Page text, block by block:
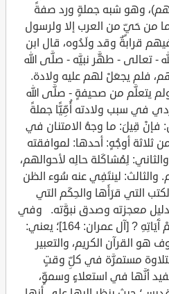
وهو شبه جملةٍ ورد صفةً
من حَيٍّ من العرب إلا ولرسول
قرابةٌ وقد ولَدُوه، قال ابن
- تعالى - طهَّر نبيَّه - صلَّى الله
فلم يجعَلْ لهم عليه ولادة.
يتعلَّم من صحيفةٍ - صلَّى الله
في سبب ولادته أُمِّيًّا جملةً
فإنْ قِيلَ: ما وجهُ الامتنان في
ثلاثة أوجُهٍ: أحدها: لموافقته
لِمُشاكَلة حالِه لأحوالهم،
لينتَفِي عنه سُوء الظن
التي قرَأَها والحِكَم التي
دليل معجزته وصدق نبوَّته. وفي
قوله - تعالى -: ? يَتْلُو عَلَيْهِمْ آَيَاتِهِ ? [آل عمران: 164]؛ يعني:
القرآن الكريم، والتعبير
مستمرَّة في كلِّ وقتٍ
أنَّها في استعلاءٍ وسموٍّ،